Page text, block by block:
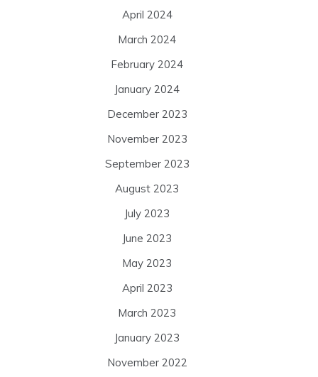
April 2024
March 2024
February 2024
January 2024
December 2023
November 2023
September 2023
August 2023
July 2023
June 2023
May 2023
April 2023
March 2023
January 2023
November 2022